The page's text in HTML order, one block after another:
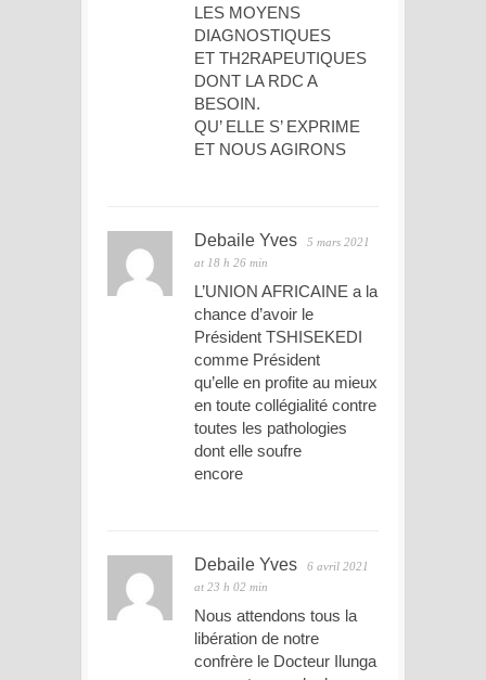
LES MOYENS
DIAGNOSTIQUES
ET TH2RAPEUTIQUES
DONT LA RDC A
BESOIN.
QU’ ELLE S’ EXPRIME
ET NOUS AGIRONS
Debaile Yves
5 mars 2021
at 18 h 26 min
L’UNION AFRICAINE a la
chance d’avoir le
Président TSHISEKEDI
comme Président
qu’elle en profite au mieux
en toute collégialité contre
toutes les pathologies
dont elle soufre
encore
Debaile Yves
6 avril 2021
at 23 h 02 min
Nous attendons tous la
libération de notre
confrère le Docteur Ilunga